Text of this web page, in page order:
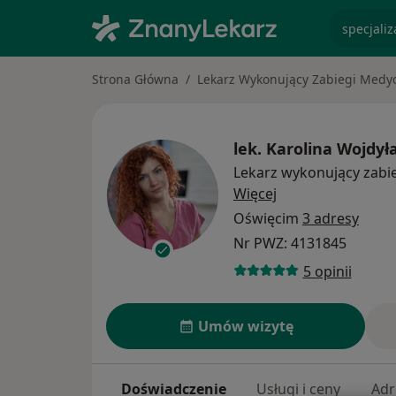
Strona Główna Lekarz Wykonujący Zabiegi
lek. Karolina
Lekarz wykonujący
Więcej
Oświęcim 3 adresy
Nr PWZ: 4131845
5 opinii
Umów wizytę
Doświadczenie Usługi i ceny